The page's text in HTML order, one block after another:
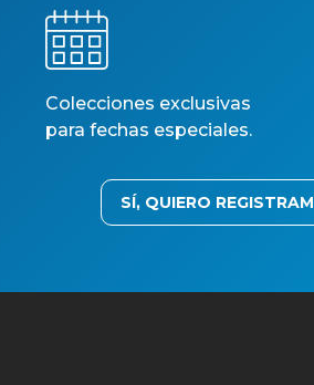
Colecciones exclusivas
para fechas especiales.
SÍ, QUIERO